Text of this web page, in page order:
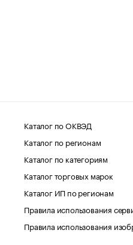
Каталог по ОКВЭД
Каталог по регионам
Каталог по категориям
Каталог торговых марок
Каталог ИП по регионам
Правила использования
Правила использования